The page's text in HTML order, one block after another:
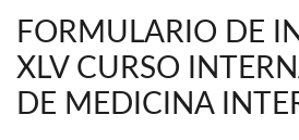
FORMULARIO DE
XLV CURSO
DE MEDICINA